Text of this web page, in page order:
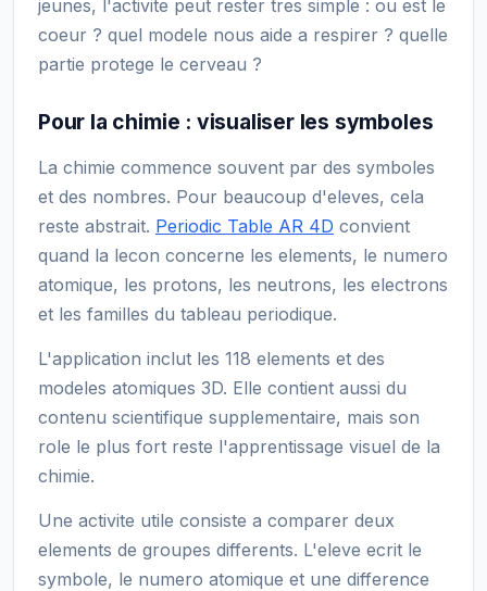
jeunes, l'activite peut rester tres simple : ou est le
coeur ? quel modele nous aide a respirer ? quelle
partie protege le cerveau ?
Pour la chimie : visualiser les symboles
La chimie commence souvent par des symboles
et des nombres. Pour beaucoup d'eleves, cela
reste abstrait. Periodic Table AR 4D convient
quand la lecon concerne les elements, le numero
atomique, les protons, les neutrons, les electrons
et les familles du tableau periodique.
L'application inclut les 118 elements et des
modeles atomiques 3D. Elle contient aussi du
contenu scientifique supplementaire, mais son
role le plus fort reste l'apprentissage visuel de la
chimie.
Une activite utile consiste a comparer deux
elements de groupes differents. L'eleve ecrit le
symbole, le numero atomique et une difference